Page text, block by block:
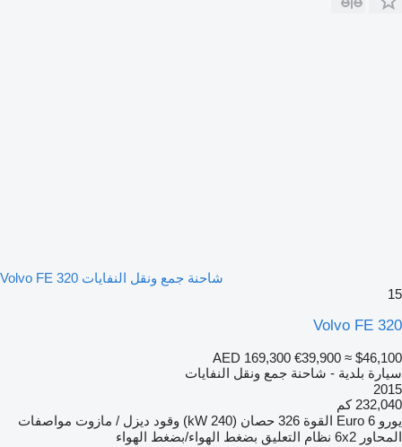
شاحنة جمع ونقل النفايات Volvo FE 320
15
Volvo FE 320
AED 169,300 €39,900 ≈ $46,100
سيارة بلدية - شاحنة جمع ونقل النفايات
2015
232,040 كم
يورو Euro 6 القوة 326 حصان (240 kW) وقود ديزل / مازوت مواصفات
المحاور 6x2 نظام التعليق بضغط الهواء/بضغط الهواء